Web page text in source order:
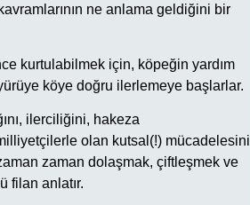
ne anlama geldiğini bir
kurtulabilmek için, köpeğin yardım
köye doğru ilerlemeye başlarlar.
ilerciliğini, hakeza
olan kutsal(!) mücadelesini
zaman dolaşmak, çiftleşmek ve
filan anlatır.